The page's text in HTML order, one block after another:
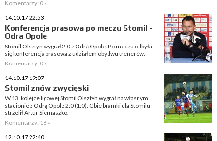
Komentarzy: 0 »
14.10.17 22:53
Konferencja prasowa po meczu Stomil -
Odra Opole
Stomil Olsztyn wygrał 2:0 z Odrą Opole. Po meczu odbyła
się konferencja prasowa z udziałem obydwu trenerów.
Komentarzy: 0 »
14.10.17 19:07
Stomil znów zwycięski
W 13. kolejce ligowej Stomil Olsztyn wygrał na własnym
stadionie z Odrą Opole 2:0 (1:0). Obie bramki dla Stomilu
strzelił Artur Siemaszko.
Komentarzy: 16 »
12.10.17 22:40